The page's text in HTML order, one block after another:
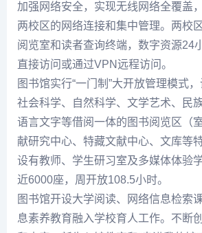
加强网络安全，实现无线网络全覆盖
两校区的网络连接和集中管理。两校
阅览室和读者查询终端，数字资源24
直接访问或通过VPN远程访问。
图书馆实行“一门制”大开放管理模式
社会科学、自然科学、文学艺术、民
语言文字等借阅一体的图书阅览区（
献研究中心、特藏文献中心、文库等
设有教师、学生研习室及多媒体体验
近6000座，周开放108.5小时。
图书馆开设大学阅读、网络信息检索
息素养教育融入学校育人工作。不断